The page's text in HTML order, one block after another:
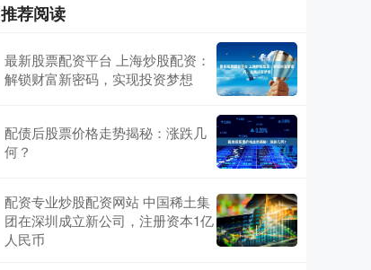
推荐阅读
最新股票配资平台 上海炒股配资：
解锁财富新密码，实现投资梦想
配债后股票价格走势揭秘：涨跌几
何？
配资专业炒股配资网站 中国稀土集
团在深圳成立新公司，注册资本1亿
人民币